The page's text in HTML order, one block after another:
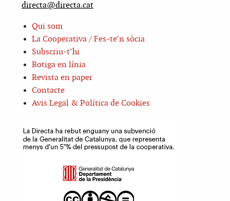
directa@directa.cat
Qui som
La Cooperativa / Fes-te’n sòcia
Subscriu-t’hi
Botiga en línia
Revista en paper
Contacte
Avis Legal & Política de Cookies